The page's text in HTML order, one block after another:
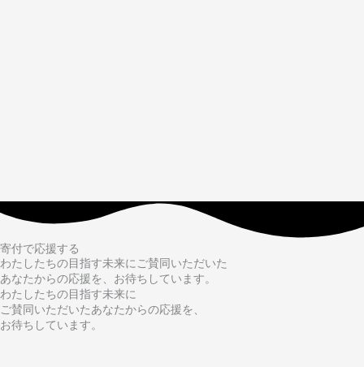
寄付で応援する
わたしたちの目指す未来にご賛同いただいた
あなたからの応援を、お待ちしています。
わたしたちの目指す未来に
ご賛同いただいたあなたからの応援を、
お待ちしています。